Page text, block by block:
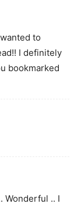
to
I definitely
bookmarked
Wonderful .. I